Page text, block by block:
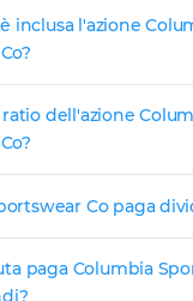
inclusa l'azione
ratio dell'azione
Co paga
paga Columbia